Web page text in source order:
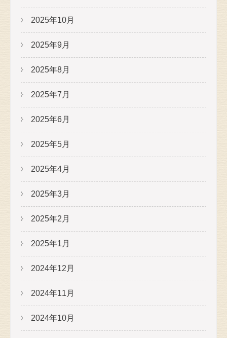
2025年10月
2025年9月
2025年8月
2025年7月
2025年6月
2025年5月
2025年4月
2025年3月
2025年2月
2025年1月
2024年12月
2024年11月
2024年10月